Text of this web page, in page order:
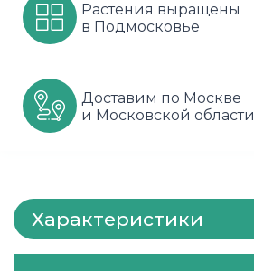
ШрабыРастения выращены
в Подмосковье
Доставим по Москве
и Московской области
Характеристики